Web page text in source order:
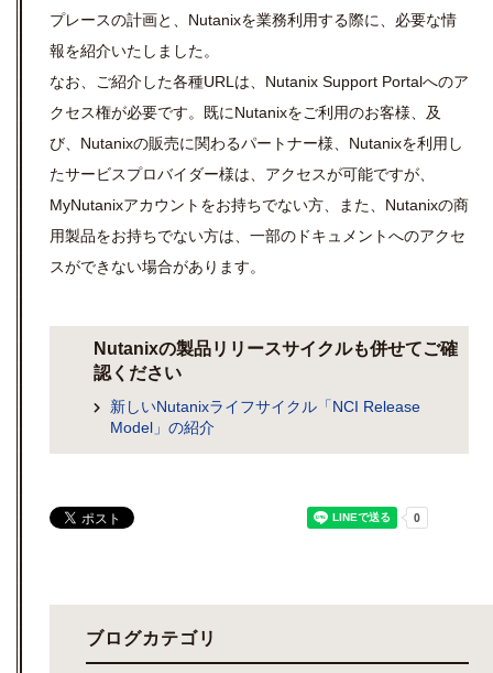
プレースの計画と、Nutanixを業務利用する際に、必要な情
報を紹介いたしました。
なお、ご紹介した各種URLは、Nutanix Support Portalへのア
クセス権が必要です。既にNutanixをご利用のお客様、及
び、Nutanixの販売に関わるパートナー様、Nutanixを利用し
たサービスプロバイダー様は、アクセスが可能ですが、
MyNutanixアカウントをお持ちでない方、また、Nutanixの商
用製品をお持ちでない方は、一部のドキュメントへのアクセ
スができない場合があります。
Nutanixの製品リリースサイクルも併せてご確
認ください
新しいNutanixライフサイクル「NCI Release
Model」の紹介
ブログカテゴリ